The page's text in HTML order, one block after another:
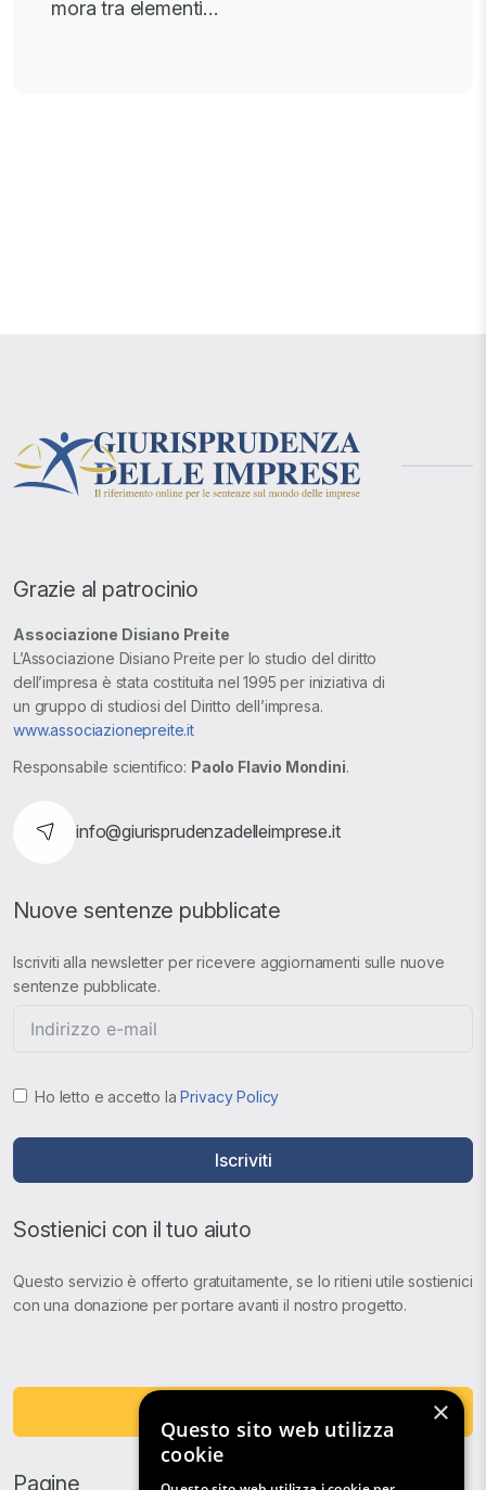
mora tra elementi…
Grazie al patrocinio
Associazione Disiano Preite
L’Associazione Disiano Preite per lo studio del diritto
dell’impresa è stata costituita nel 1995 per iniziativa di
un gruppo di studiosi del Diritto dell’impresa.
www.associazionepreite.it
Responsabile scientifico: Paolo Flavio Mondini.
info@giurisprudenzadelleimprese.it
Nuove sentenze pubblicate
Iscriviti alla newsletter per ricevere aggiornamenti sulle nuove
sentenze pubblicate.
Ho letto e accetto laPrivacy Policy
Iscriviti
Sostienici con il tuo aiuto
Questo servizio è offerto gratuitamente, se lo ritieni utile sostienici
con una donazione per portare avanti il nostro progetto.
Pagine
×
Questo sito web utilizza
cookie